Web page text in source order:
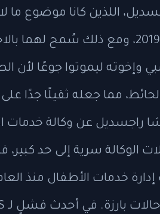
اللذين كانا موضوع ما
خدمات الأطفال منذ عام 2019، ومع
وإخوته ليموتوا جوعًا لأن
مما جعله ثقيلًا جدًا
راجسديل عن وكالة خدمات
الوكالة سرية إلى حد كبير،
خدمات الأطفال منذ